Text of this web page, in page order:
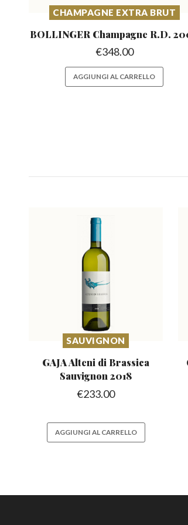
CHAMPAGNE EXTRA BRUT
BOLLINGER Champagne R.D.
€348.00
AGGIUNGI AL CARRELLO
SAUVIGNON
GAJA Alteni di Brassica
Sauvignon 2018
€233.00
AGGIUNGI AL CARRELLO